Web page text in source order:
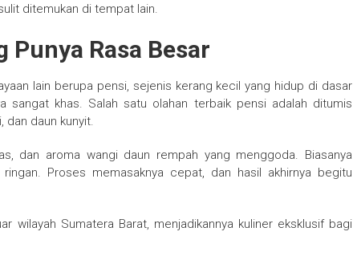
ditemukan di tempat lain.
Punya Rasa Besar
lain berupa pensi, sejenis kerang kecil yang hidup di dasar
sangat khas. Salah satu olahan terbaik pensi adalah ditumis
dan daun kunyit.
dan aroma wangi daun rempah yang menggoda. Biasanya
Proses memasaknya cepat, dan hasil akhirnya begitu
wilayah Sumatera Barat, menjadikannya kuliner eksklusif bagi